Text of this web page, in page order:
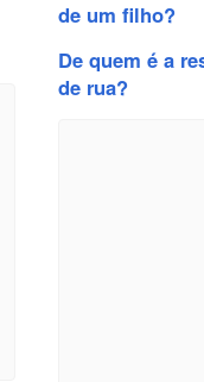
de um filho?
De quem é a
de rua?